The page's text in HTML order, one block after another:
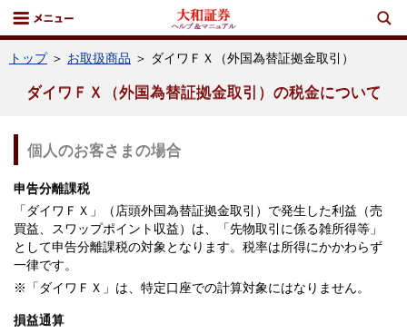
トップ＞ お取扱商品 ＞ ダイワＦＸ（外国為替証拠金取引）
ダイワＦＸ（外国為替証拠金取引）の税金について
個人のお客さまの場合
申告分離課税
「ダイワＦＸ」（店頭外国為替証拠金取引）で発生した利益（売
買益、スワップポイント収益）は、「先物取引に係る雑所得等」
として申告分離課税の対象となります。税率は所得にかかわらず
一律です。
※「ダイワＦＸ」は、特定口座での計算対象にはなりません。
損益通算